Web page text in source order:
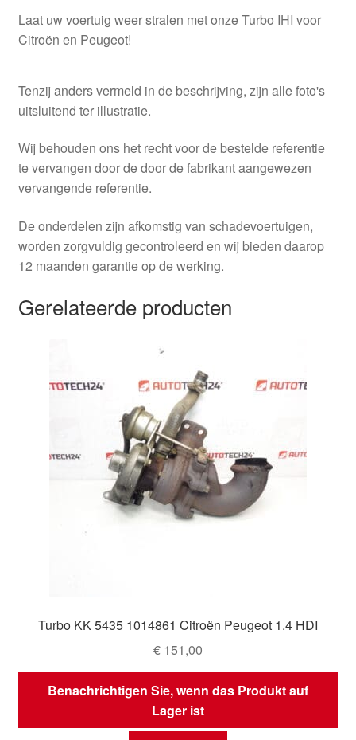
Laat uw voertuig weer stralen met onze Turbo IHI voor
Citroën en Peugeot!
Tenzij anders vermeld in de beschrijving, zijn alle foto's
uitsluitend ter illustratie.
Wij behouden ons het recht voor de bestelde referentie
te vervangen door de door de fabrikant aangewezen
vervangende referentie.
De onderdelen zijn afkomstig van schadevoertuigen,
worden zorgvuldig gecontroleerd en wij bieden daarop
12 maanden garantie op de werking.
Gerelateerde producten
Turbo KK 5435 1014861 Citroën Peugeot 1.4 HDI
€ 151,00
Benachrichtigen Sie, wenn das Produkt auf
Lager ist